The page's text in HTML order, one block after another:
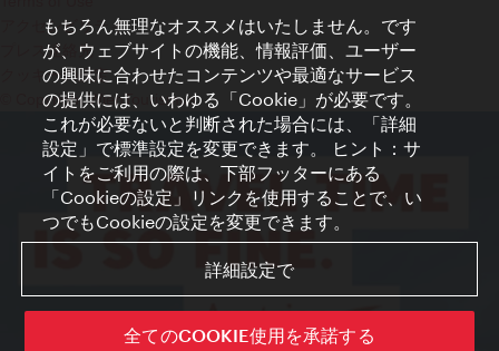
アクセシビリティ
プレス連絡先
クッキーの設定
© Copyright WienTourismus
もちろん無理なオススメはいたしません。です
が、ウェブサイトの機能、情報評価、ユーザー
の興味に合わせたコンテンツや最適なサービス
の提供には、いわゆる「Cookie」が必要です。
これが必要ないと判断された場合には、「詳細
設定」で標準設定を変更できます。 ヒント：サ
イトをご利用の際は、下部フッターにある
「Cookieの設定」リンクを使用することで、い
つでもCookieの設定を変更できます。
詳細設定で
全てのCOOKIE使用を承諾する